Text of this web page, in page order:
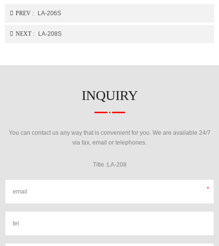
PREV : LA-206S
NEXT : LA-208S
INQUIRY
You can contact us any way that is convenient for you. We are available 24/7
via fax, email or telephones.
Title :LA-208